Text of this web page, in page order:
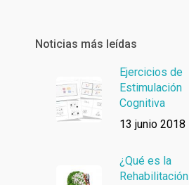
Noticias más leídas
Ejercicios de
Estimulación
Cognitiva
13 junio 2018
¿Qué es la
Rehabilitación